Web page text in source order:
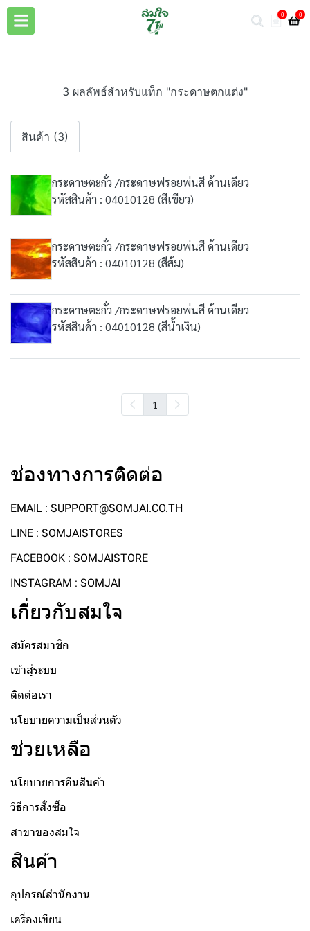
0 0
3 ผลลัพธ์สำหรับแท็ก "กระดาษตกแต่ง"
สินค้า (3)
กระดาษตะกั่ว /กระดาษฟรอยพ่นสี ด้านเดียว
รหัสสินค้า : 04010128 (สีเขียว)
กระดาษตะกั่ว /กระดาษฟรอยพ่นสี ด้านเดียว
รหัสสินค้า : 04010128 (สีส้ม)
กระดาษตะกั่ว /กระดาษฟรอยพ่นสี ด้านเดียว
รหัสสินค้า : 04010128 (สีน้ำเงิน)
1
ช่องทางการติดต่อ
EMAIL : SUPPORT@SOMJAI.CO.TH
LINE : SOMJAISTORES
FACEBOOK : SOMJAISTORE
INSTAGRAM : SOMJAI
เกี่ยวกับสมใจ
สมัครสมาชิก
เข้าสู่ระบบ
ติดต่อเรา
นโยบายความเป็นส่วนตัว
ช่วยเหลือ
นโยบายการคืนสินค้า
วิธีการสั่งซื้อ
สาขาของสมใจ
สินค้า
อุปกรณ์สำนักงาน
เครื่องเขียน